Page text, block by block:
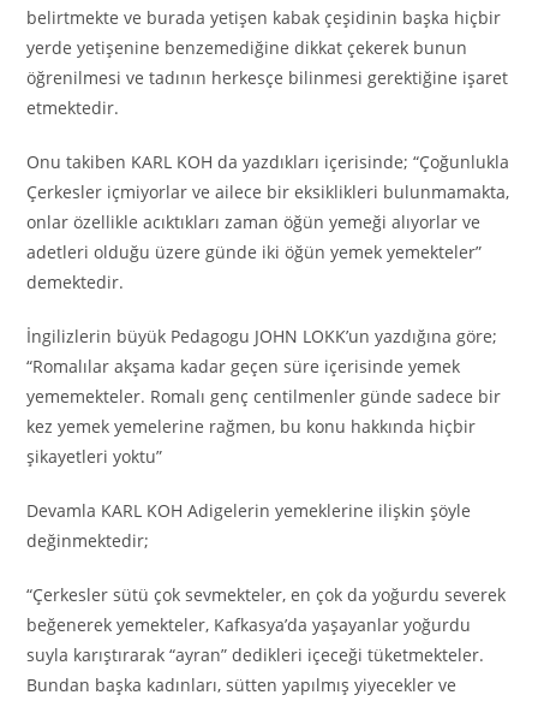
belirtmekte ve burada yetişen kabak çeşidinin başka hiçbir
yerde yetişenine benzemediğine dikkat çekerek bunun
öğrenilmesi ve tadının herkesçe bilinmesi gerektiğine işaret
etmektedir.
Onu takiben KARL KOH da yazdıkları içerisinde; “Çoğunlukla
Çerkesler içmiyorlar ve ailece bir eksiklikleri bulunmamakta,
onlar özellikle acıktıkları zaman öğün yemeği alıyorlar ve
adetleri olduğu üzere günde iki öğün yemek yemekteler”
demektedir.
İngilizlerin büyük Pedagogu JOHN LOKK’un yazdığına göre;
“Romalılar akşama kadar geçen süre içerisinde yemek
yememekteler. Romalı genç centilmenler günde sadece bir
kez yemek yemelerine rağmen, bu konu hakkında hiçbir
şikayetleri yoktu”
Devamla KARL KOH Adigelerin yemeklerine ilişkin şöyle
değinmektedir;
“Çerkesler sütü çok sevmekteler, en çok da yoğurdu severek
beğenerek yemekteler, Kafkasya’da yaşayanlar yoğurdu
suyla karıştırarak “ayran” dedikleri içeceği tüketmekteler.
Bundan başka kadınları, sütten yapılmış yiyecekler ve